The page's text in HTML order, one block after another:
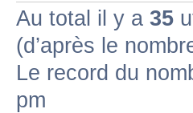
Au total il y a 35
(d’après le
Le record du
pm